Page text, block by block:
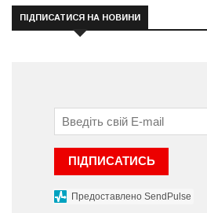
ПІДПИСАТИСЯ НА НОВИНИ
ПІДПИСАТИСЬ
Предоставлено SendPulse